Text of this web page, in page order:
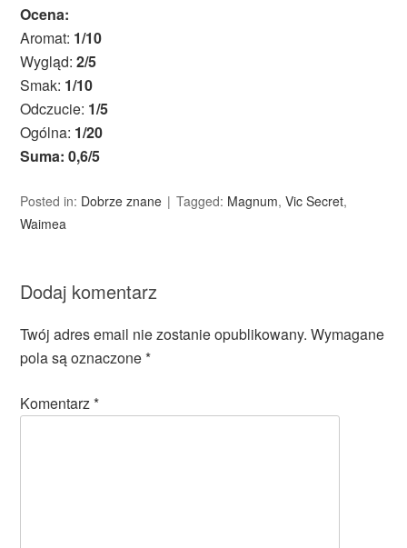
Ocena:
Aromat: 1/10
Wygląd:2/5
Smak: 1/10
Odczucie: 1/5
Ogólna: 1/20
Suma: 0,6/5
Posted in: Dobrze znane Tagged: Magnum,Vic Secret,
Waimea
Dodaj komentarz
Twój adres email nie zostanie opublikowany. Wymagane
pola są oznaczone*
Komentarz*